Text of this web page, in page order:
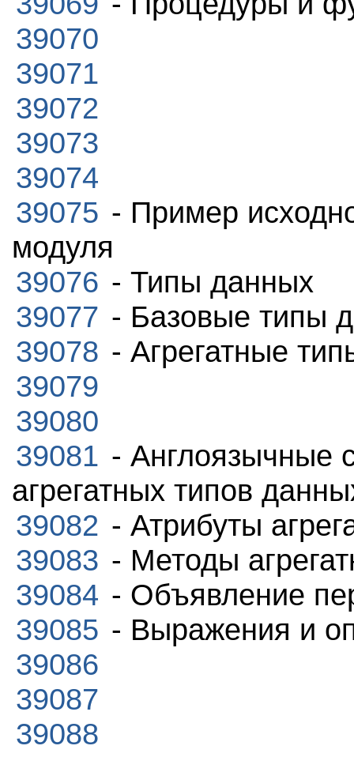
39070
39071
39072
39073
39074
39075 - Пример
модуля
39076 - Типы данных
39077 - Базовые типы
39078 - Агрегатные
39079
39080
39081 - Англоязычные
агрегатных типов
39082 - Атрибуты
39083 - Методы
39084 - Объявление
39085 - Выражения и
39086
39087
39088